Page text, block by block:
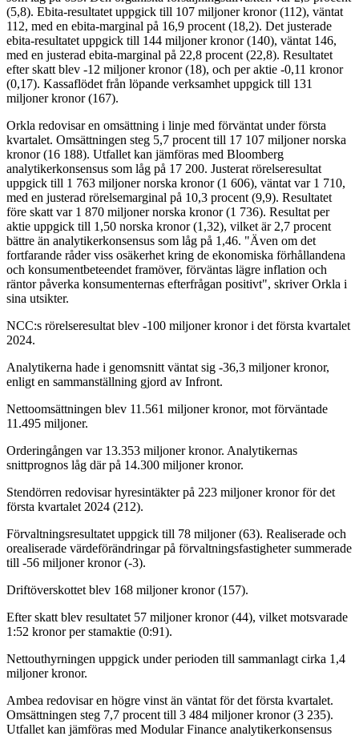
(5,8). Ebita-resultatet uppgick till 107 miljoner kronor (112), väntat
112, med en ebita-marginal på 16,9 procent (18,2). Det justerade
ebita-resultatet uppgick till 144 miljoner kronor (140), väntat 146,
med en justerad ebita-marginal på 22,8 procent (22,8). Resultatet
efter skatt blev -12 miljoner kronor (18), och per aktie -0,11 kronor
(0,17). Kassaflödet från löpande verksamhet uppgick till 131
miljoner kronor (167).
Orkla redovisar en omsättning i linje med förväntat under första
kvartalet. Omsättningen steg 5,7 procent till 17 107 miljoner norska
kronor (16 188). Utfallet kan jämföras med Bloomberg
analytikerkonsensus som låg på 17 200. Justerat rörelseresultat
uppgick till 1 763 miljoner norska kronor (1 606), väntat var 1 710,
med en justerad rörelsemarginal på 10,3 procent (9,9). Resultatet
före skatt var 1 870 miljoner norska kronor (1 736). Resultat per
aktie uppgick till 1,50 norska kronor (1,32), vilket är 2,7 procent
bättre än analytikerkonsensus som låg på 1,46. "Även om det
fortfarande råder viss osäkerhet kring de ekonomiska förhållandena
och konsumentbeteendet framöver, förväntas lägre inflation och
räntor påverka konsumenternas efterfrågan positivt", skriver Orkla i
sina utsikter.
NCC:s rörelseresultat blev -100 miljoner kronor i det första kvartalet
2024.
Analytikerna hade i genomsnitt väntat sig -36,3 miljoner kronor,
enligt en sammanställning gjord av Infront.
Nettoomsättningen blev 11.561 miljoner kronor, mot förväntade
11.495 miljoner.
Orderingången var 13.353 miljoner kronor. Analytikernas
snittprognos låg där på 14.300 miljoner kronor.
Stendörren redovisar hyresintäkter på 223 miljoner kronor för det
första kvartalet 2024 (212).
Förvaltningsresultatet uppgick till 78 miljoner (63). Realiserade och
orealiserade värdeförändringar på förvaltningsfastigheter summerade
till -56 miljoner kronor (-3).
Driftöverskottet blev 168 miljoner kronor (157).
Efter skatt blev resultatet 57 miljoner kronor (44), vilket motsvarade
1:52 kronor per stamaktie (0:91).
Nettouthyrningen uppgick under perioden till sammanlagt cirka 1,4
miljoner kronor.
Ambea redovisar en högre vinst än väntat för det första kvartalet.
Omsättningen steg 7,7 procent till 3 484 miljoner kronor (3 235).
Utfallet kan jämföras med Modular Finance analytikerkonsensus